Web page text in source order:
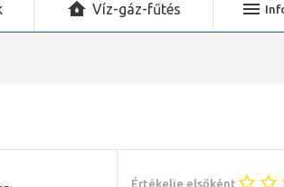
Víz-gáz-fűtés
Értékelje elsőként